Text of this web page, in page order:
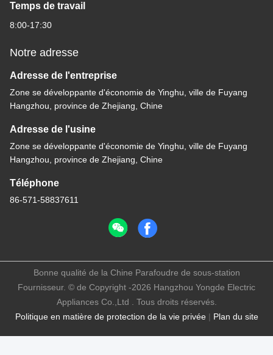
Temps de travail
8:00-17:30
Notre adresse
Adresse de l'entreprise
Zone se développante d'économie de Yinghu, ville de Fuyang
Hangzhou, province de Zhejiang, Chine
Adresse de l'usine
Zone se développante d'économie de Yinghu, ville de Fuyang
Hangzhou, province de Zhejiang, Chine
Téléphone
86-571-58837611
Politique en matière de protection de la vie privée| Plan du site
Bonne qualité de la Chine Parafoudre de sous-station
Fournisseur. © de Copyright -2026 Hangzhou Yongde Electric
Appliances Co.,Ltd . Tous droits réservés.